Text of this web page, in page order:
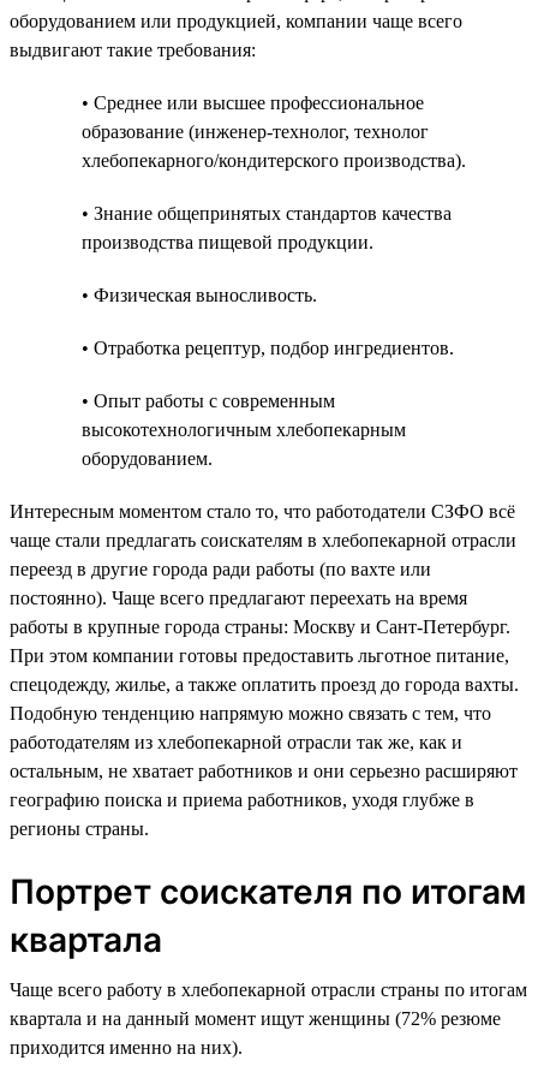
оборудованием или продукцией, компании чаще всего
выдвигают такие требования:
• Среднее или высшее профессиональное
образование (инженер-технолог, технолог
хлебопекарного/кондитерского производства).
• Знание общепринятых стандартов качества
производства пищевой продукции.
• Физическая выносливость.
• Отработка рецептур, подбор ингредиентов.
• Опыт работы с современным
высокотехнологичным хлебопекарным
оборудованием.
Интересным моментом стало то, что работодатели СЗФО всё
чаще стали предлагать соискателям в хлебопекарной отрасли
переезд в другие города ради работы (по вахте или
постоянно). Чаще всего предлагают переехать на время
работы в крупные города страны: Москву и Сант-Петербург.
При этом компании готовы предоставить льготное питание,
спецодежду, жилье, а также оплатить проезд до города вахты.
Подобную тенденцию напрямую можно связать с тем, что
работодателям из хлебопекарной отрасли так же, как и
остальным, не хватает работников и они серьезно расширяют
географию поиска и приема работников, уходя глубже в
регионы страны.
Портрет соискателя по итогам
квартала
Чаще всего работу в хлебопекарной отрасли страны по итогам
квартала и на данный момент ищут женщины (72% резюме
приходится именно на них).